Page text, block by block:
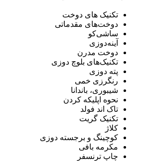
تکنیک های دوخت
دوخت‌های مقدماتی
ساشی‌کو
آینه‌دوزی
دوخت مدرن
تکنیک‌های بلوچ دوزی
پته دوزی
رنگرزی خمی
شیبوری، باندانا
نحوه اپلیکه کردن
تاک اند فولد
تکنیک گریت
کلاژ
کوچینگ و برجسته دوزی
مکرمه بافی
چاپ ترنسفر